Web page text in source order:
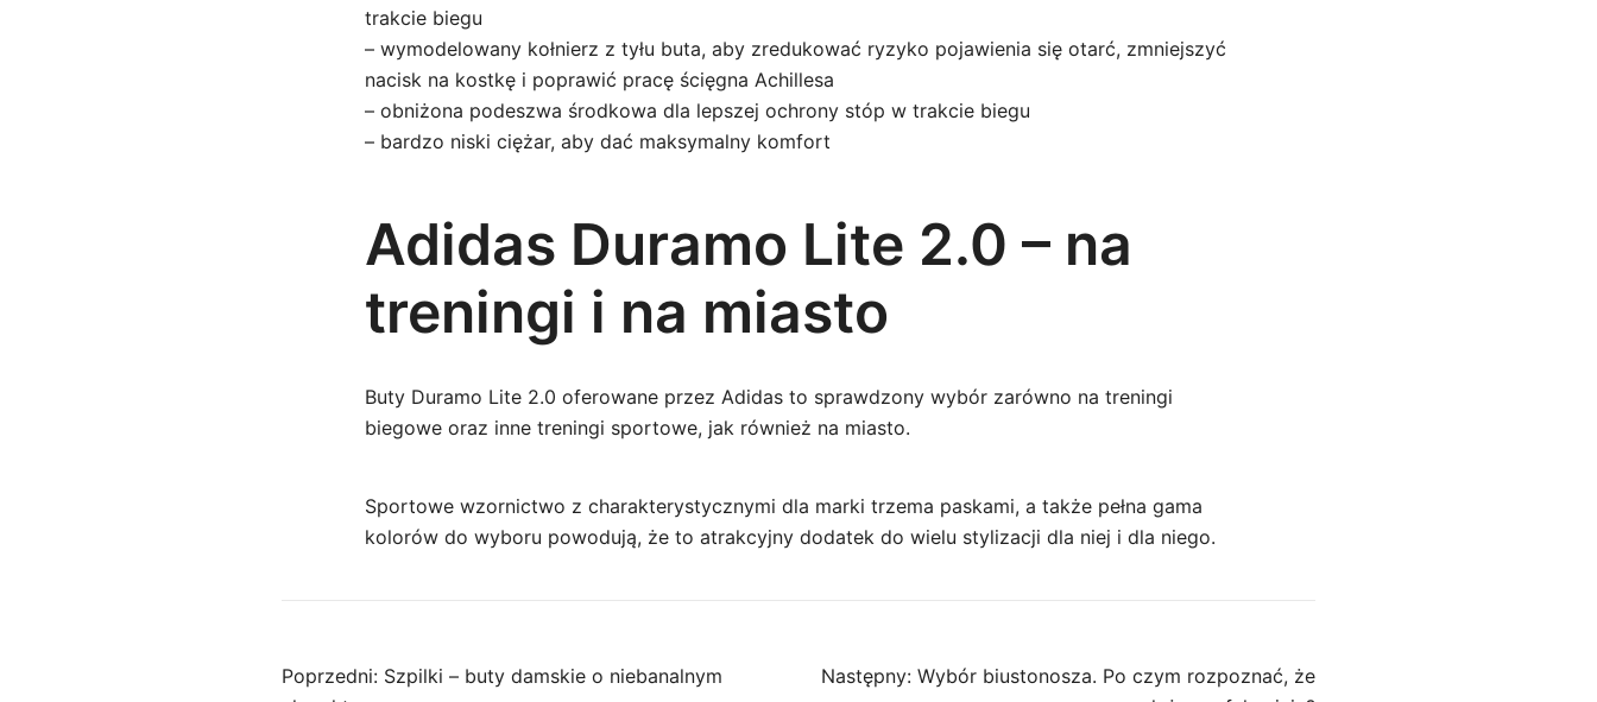
trakcie biegu
– wymodelowany kołnierz z tyłu buta, aby zredukować ryzyko pojawienia się otarć, zmniejszyć
nacisk na kostkę i poprawić pracę ścięgna Achillesa
– obniżona podeszwa środkowa dla lepszej ochrony stóp w trakcie biegu
– bardzo niski ciężar, aby dać maksymalny komfort
Adidas Duramo Lite 2.0 – na
treningi i na miasto
Buty Duramo Lite 2.0 oferowane przez Adidas to sprawdzony wybór zarówno na treningi
biegowe oraz inne treningi sportowe, jak również na miasto.
Sportowe wzornictwo z charakterystycznymi dla marki trzema paskami, a także pełna gama
kolorów do wyboru powodują, że to atrakcyjny dodatek do wielu stylizacji dla niej i dla niego.
Poprzedni: Szpilki – buty damskie o niebanalnym
Następny: Wybór biustonosza. Po czym rozpoznać, że